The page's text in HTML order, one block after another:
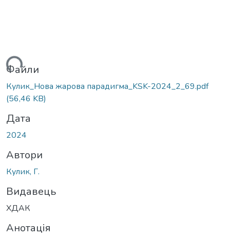
Файли
Кулик_Нова жарова парадигма_KSK-2024_2_69.pdf
(56,46 KB)
Дата
2024
Автори
Кулик, Г.
Видавець
ХДАК
Анотація